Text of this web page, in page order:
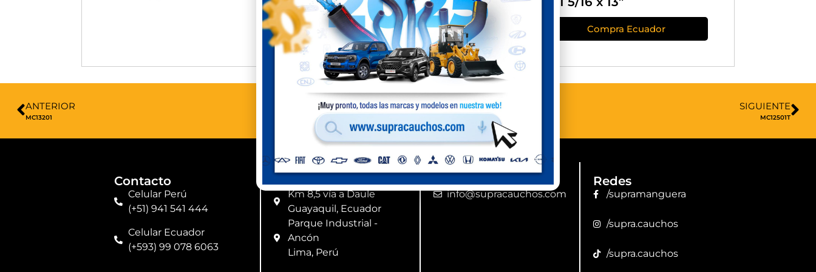
Compra Perú Compra Ecuador
ANTERIOR
MC13201
SIGUIENTE
MC12501T
Contacto
Celular Perú
(+51) 941 541 444
Celular Ecuador
(+593) 99 078 6063
Km 8,5 vía a Daule
Guayaquil, Ecuador
Parque Industrial -
Ancón
Lima, Perú
info@supracauchos.com
Redes
/supramanguera
/supra.cauchos
/supra.cauchos